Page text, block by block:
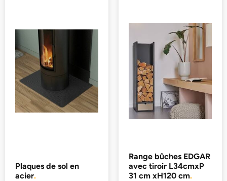
Plaques de sol en
acier.
Range bûches EDGAR
avec tiroir L34cmxP
31 cm xH120 cm.